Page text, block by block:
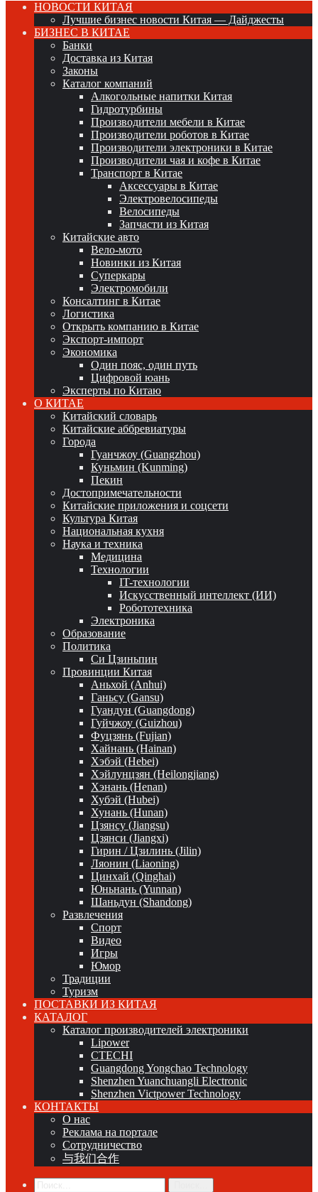
НОВОСТИ КИТАЯ
Лучшие бизнес новости Китая — Дайджесты
БИЗНЕС В КИТАЕ
Банки
Доставка из Китая
Законы
Каталог компаний
Алкогольные напитки Китая
Гидротурбины
Производители мебели в Китае
Производители роботов в Китае
Производители электроники в Китае
Производители чая и кофе в Китае
Транспорт в Китае
Аксессуары в Китае
Электровелосипеды
Велосипеды
Запчасти из Китая
Китайские авто
Вело-мото
Новинки из Китая
Суперкары
Электромобили
Консалтинг в Китае
Логистика
Открыть компанию в Китае
Экспорт-импорт
Экономика
Один пояс, один путь
Цифровой юань
Эксперты по Китаю
О КИТАЕ
Китайский словарь
Китайские аббревиатуры
Города
Гуанчжоу (Guangzhou)
Куньмин (Kunming)
Пекин
Достопримечательности
Китайские приложения и соцсети
Культура Китая
Национальная кухня
Наука и техника
Медицина
Технологии
IT-технологии
Искусственный интеллект (ИИ)
Робототехника
Электроника
Образование
Политика
Си Цзиньпин
Провинции Китая
Аньхой (Anhui)
Ганьсу (Gansu)
Гуандун (Guangdong)
Гуйчжоу (Guizhou)
Фуцзянь (Fujian)
Хайнань (Hainan)
Хэбэй (Hebei)
Хэйлунцзян (Heilongjiang)
Хэнань (Henan)
Хубэй (Hubei)
Хунань (Hunan)
Цзянсу (Jiangsu)
Цзянси (Jiangxi)
Гирин / Цзилинь (Jilin)
Ляонин (Liaoning)
Цинхай (Qinghai)
Юньнань (Yunnan)
Шаньдун (Shandong)
Развлечения
Спорт
Видео
Игры
Юмор
Традиции
Туризм
ПОСТАВКИ ИЗ КИТАЯ
КАТАЛОГ
Каталог производителей электроники
Lipower
CTECHI
Guangdong Yongchao Technology
Shenzhen Yuanchuangli Electronic
Shenzhen Victpower Technology
КОНТАКТЫ
О нас
Реклама на портале
Сотрудничество
与我们合作